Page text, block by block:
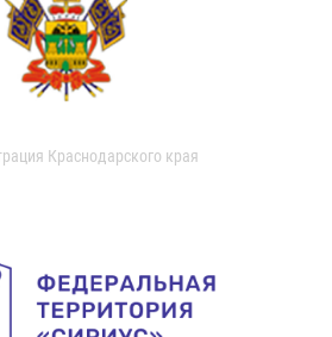
Краснодарского края